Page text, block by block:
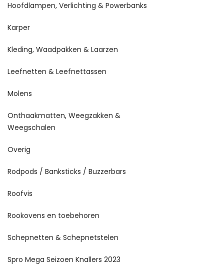
Hoofdlampen, Verlichting & Powerbanks
Karper
Kleding, Waadpakken & Laarzen
Leefnetten & Leefnettassen
Molens
Onthaakmatten, Weegzakken &
Weegschalen
Overig
Rodpods / Banksticks / Buzzerbars
Roofvis
Rookovens en toebehoren
Schepnetten & Schepnetstelen
Spro Mega Seizoen Knallers 2023